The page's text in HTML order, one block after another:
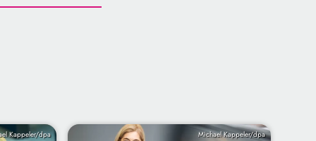
Kappeler/dpa Michael Kappeler/dpa